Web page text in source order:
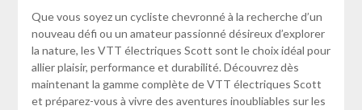
Que vous soyez un cycliste chevronné à la recherche d’un
nouveau défi ou un amateur passionné désireux d’explorer
la nature, les VTT électriques Scott sont le choix idéal pour
allier plaisir, performance et durabilité. Découvrez dès
maintenant la gamme complète de VTT électriques Scott
et préparez-vous à vivre des aventures inoubliables sur les